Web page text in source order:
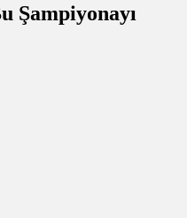
Şampiyonayı